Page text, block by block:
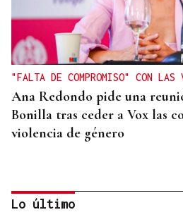
"FALTA DE COMPROMISO" CON LAS
Ana Redondo pide una
Bonilla tras ceder a Vox las
violencia de género
Lo último